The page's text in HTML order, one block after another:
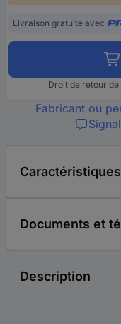
Livraison gratuite avec
Droit de retour
Fabricant ou
Documents et
Description